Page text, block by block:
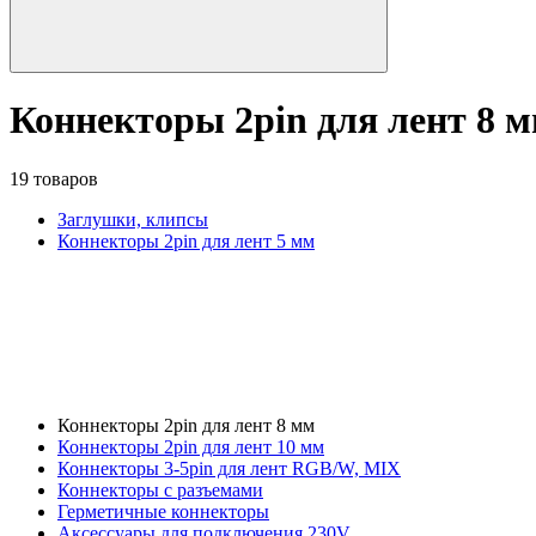
Коннекторы 2pin для лент 8
19 товаров
Заглушки, клипсы
Коннекторы 2pin для лент 5 мм
Коннекторы 2pin для лент 8 мм
Коннекторы 2pin для лент 10 мм
Коннекторы 3-5pin для лент RGB/W, MIX
Коннекторы с разъемами
Герметичные коннекторы